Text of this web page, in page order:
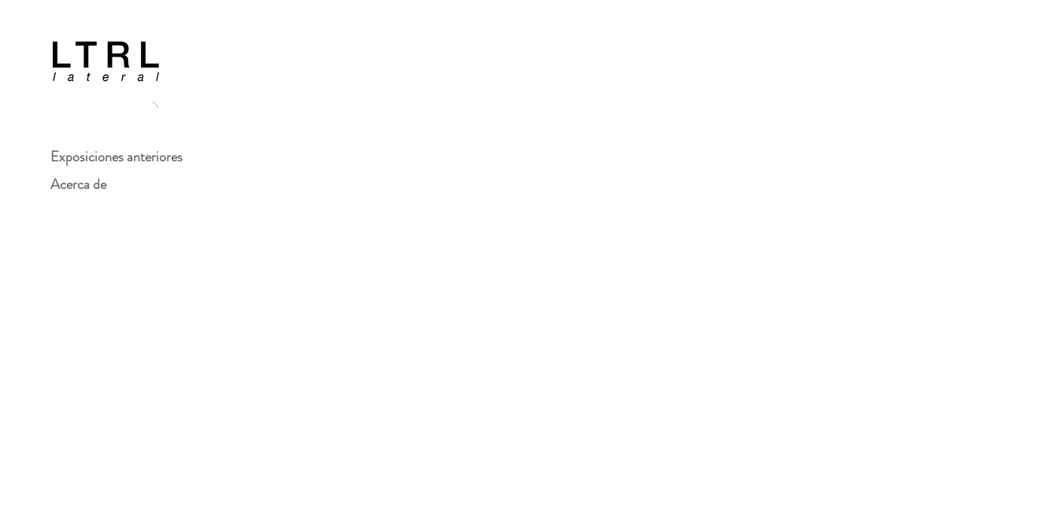
Exposiciones anteriores
Acerca de